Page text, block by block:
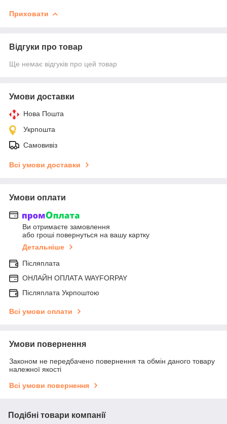
Приховати
Відгуки про товар
Ще немає відгуків про цей товар
Умови доставки
Нова Пошта
Укрпошта
Самовивіз
Всі умови доставки
Умови оплати
Ви отримаєте замовлення
або гроші повернуться на вашу картку
Детальніше
Післяплата
ОНЛАЙН ОПЛАТА WAYFORPAY
Післяплата Укрпоштою
Всі умови оплати
Умови повернення
Законом не передбачено повернення та обмін даного товару
належної якості
Всі умови повернення
Подібні товари компанії